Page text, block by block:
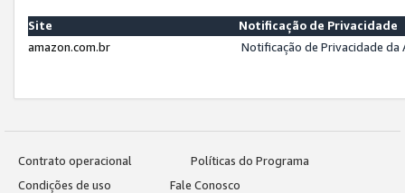
Site
Notificação de Privacidade
amazon.com.br
Notificação de Privacidade
Contrato operacional
Políticas do Programa
Condições de uso
Fale Conosco